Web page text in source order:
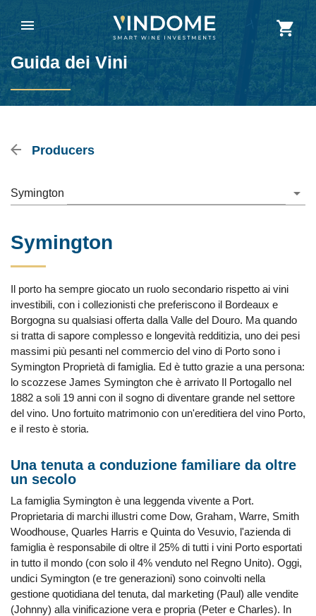
Guida dei Vini
Producers
Symington
Symington
Il porto ha sempre giocato un ruolo secondario rispetto ai vini
investibili, con i collezionisti che preferiscono il Bordeaux e
Borgogna su qualsiasi offerta dalla Valle del Douro. Ma quando
si tratta di sapore complesso e longevità redditizia, uno dei pesi
massimi più pesanti nel commercio del vino di Porto sono i
Symington Proprietà di famiglia. Ed è tutto grazie a una persona:
lo scozzese James Symington che è arrivato Il Portogallo nel
1882 a soli 19 anni con il sogno di diventare grande nel settore
del vino. Uno fortuito matrimonio con un'ereditiera del vino Porto,
e il resto è storia.
Una tenuta a conduzione familiare da oltre
un secolo
La famiglia Symington è una leggenda vivente a Port.
Proprietaria di marchi illustri come Dow, Graham, Warre, Smith
Woodhouse, Quarles Harris e Quinta do Vesuvio, l'azienda di
famiglia è responsabile di oltre il 25% di tutti i vini Porto esportati
in tutto il mondo (con solo il 4% venduto nel Regno Unito). Oggi,
undici Symington (e tre generazioni) sono coinvolti nella
gestione quotidiana del tenuta, dal marketing (Paul) alle vendite
(Johnny) alla vinificazione vera e propria (Peter e Charles). In